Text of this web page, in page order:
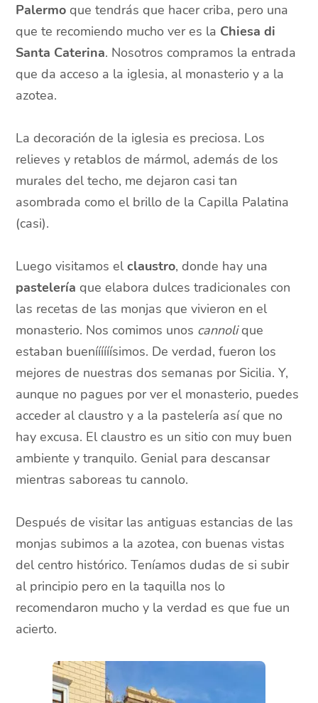
Palermo que tendrás que hacer criba, pero una
que te recomiendo mucho ver es la Chiesa di
Santa Caterina. Nosotros compramos la entrada
que da acceso a la iglesia, al monasterio y a la
azotea.
La decoración de la iglesia es preciosa. Los
relieves y retablos de mármol, además de los
murales del techo, me dejaron casi tan
asombrada como el brillo de la Capilla Palatina
(casi).
Luego visitamos elclaustro, donde hay una
pastelería que elabora dulces tradicionales con
las recetas de las monjas que vivieron en el
monasterio. Nos comimos unos cannolique
estaban bueníííííísimos. De verdad, fueron los
mejores de nuestras dos semanas por Sicilia. Y,
aunque no pagues por ver el monasterio, puedes
acceder al claustro y a la pastelería así que no
hay excusa. El claustro es un sitio con muy buen
ambiente y tranquilo. Genial para descansar
mientras saboreas tu cannolo.
Después de visitar las antiguas estancias de las
monjas subimos a la azotea, con buenas vistas
del centro histórico. Teníamos dudas de si subir
al principio pero en la taquilla nos lo
recomendaron mucho y la verdad es que fue un
acierto.